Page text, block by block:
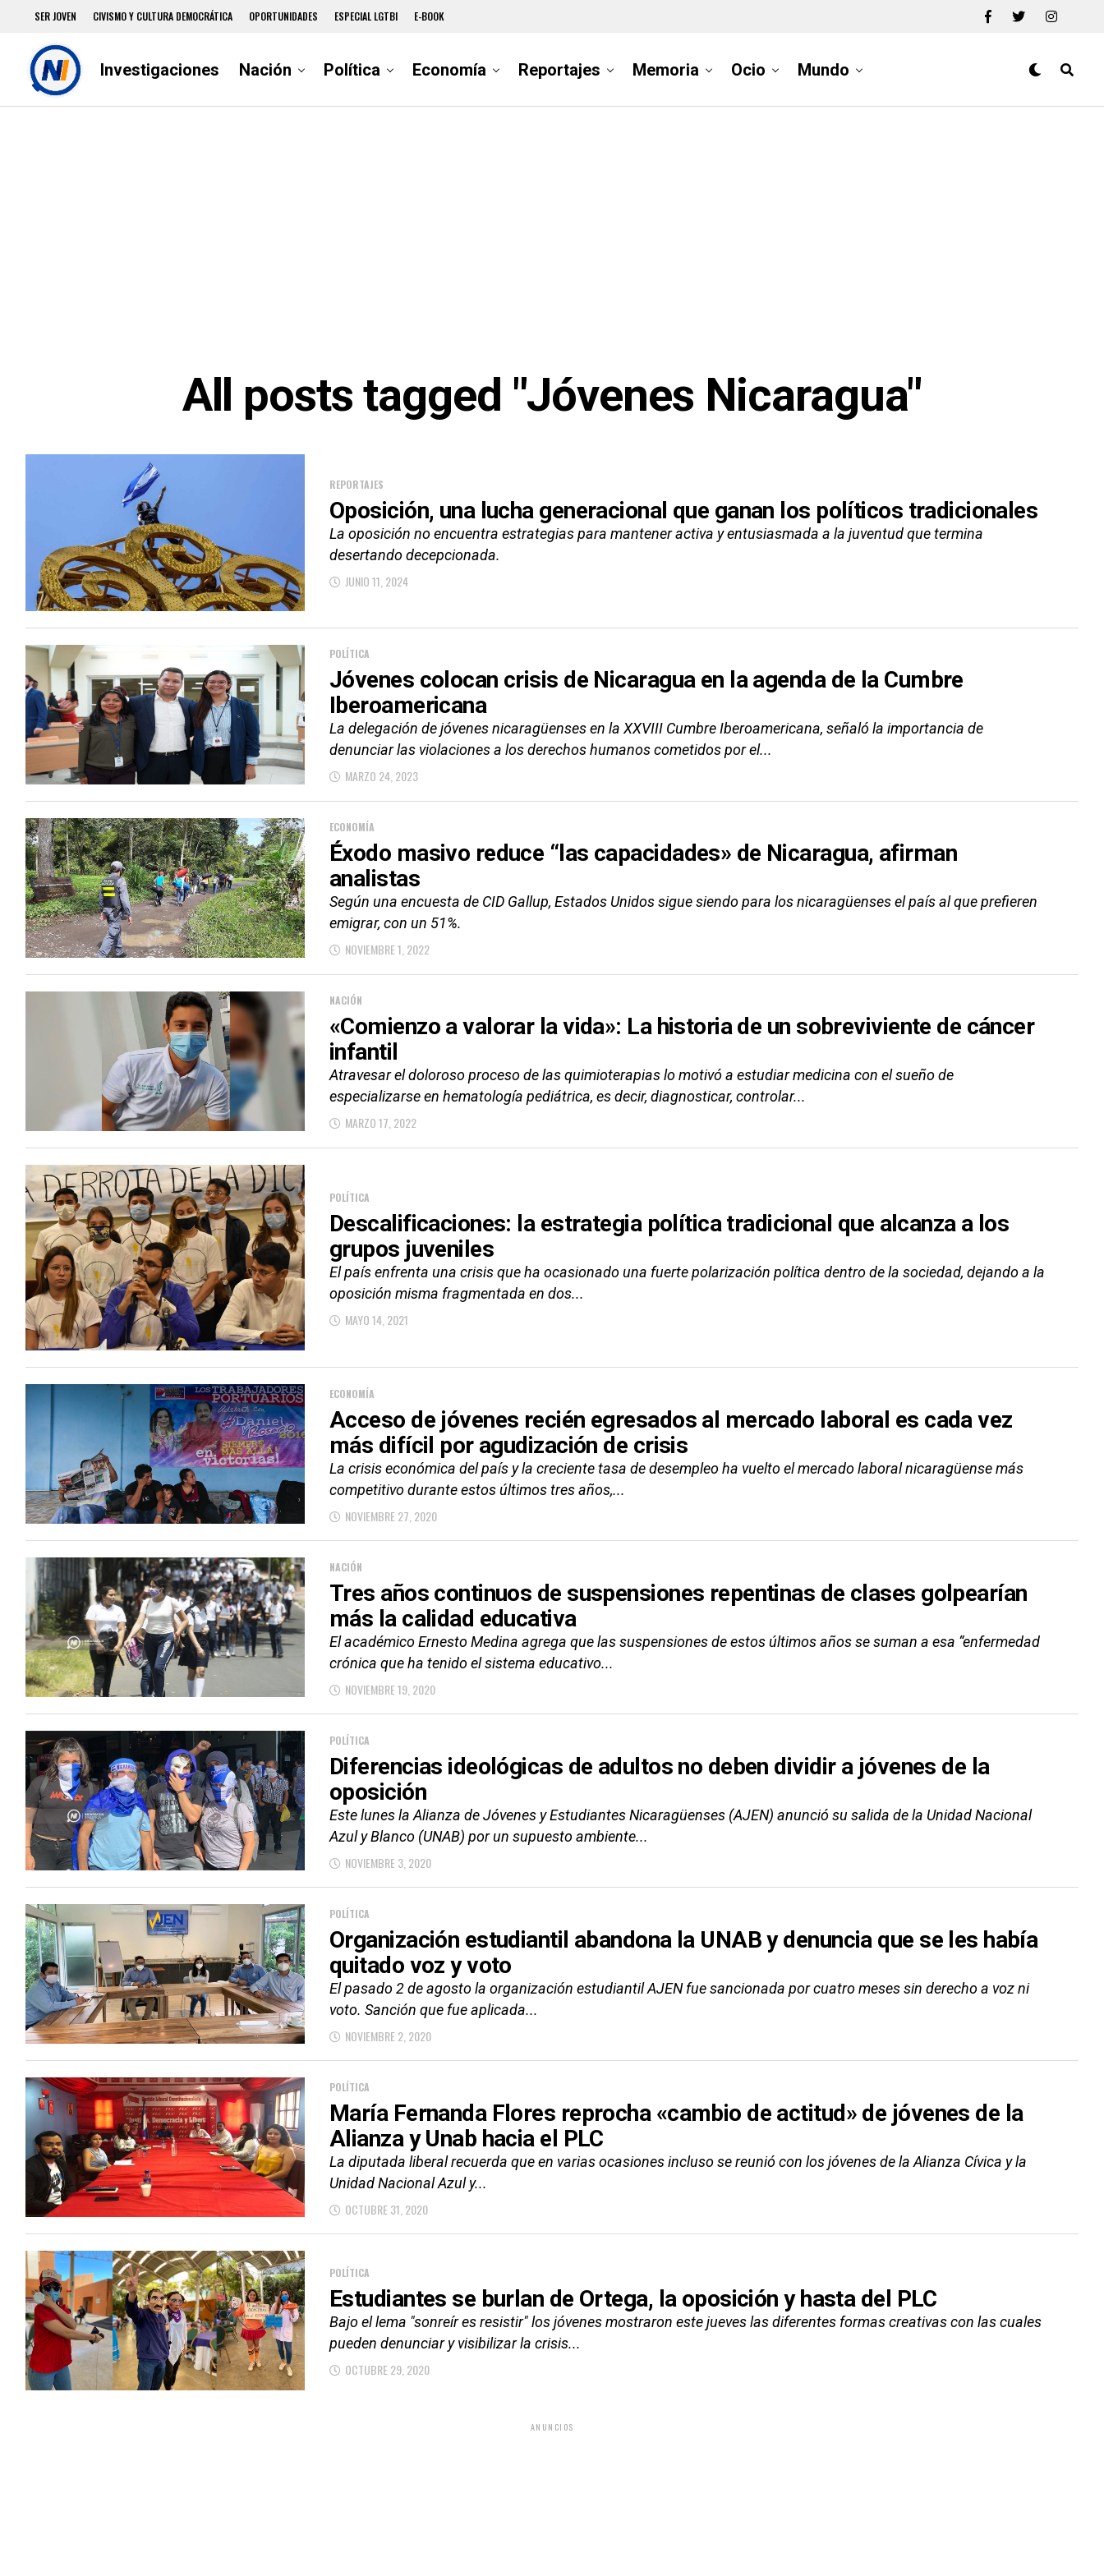
SER JOVEN CIVISMO Y CULTURA DEMOCRÁTICA OPORTUNIDADES ESPECIAL LGTBI E-BOOK
Investigaciones Nación Política Economía Reportajes Memoria Ocio Mundo
All posts tagged "Jóvenes Nicaragua"
REPORTAJES
Oposición, una lucha generacional que ganan los políticos tradicionales
La oposición no encuentra estrategias para mantener activa y entusiasmada a la juventud que termina
desertando decepcionada.
JUNIO 11, 2024
POLÍTICA
Jóvenes colocan crisis de Nicaragua en la agenda de la Cumbre
Iberoamericana
La delegación de jóvenes nicaragüenses en la XXVIII Cumbre Iberoamericana, señaló la importancia de
denunciar las violaciones a los derechos humanos cometidos por el...
MARZO 24, 2023
ECONOMÍA
Éxodo masivo reduce “las capacidades» de Nicaragua, afirman
analistas
Según una encuesta de CID Gallup, Estados Unidos sigue siendo para los nicaragüenses el país al que prefieren
emigrar, con un 51%.
NOVIEMBRE 1, 2022
NACIÓN
«Comienzo a valorar la vida»: La historia de un sobreviviente de cáncer
infantil
Atravesar el doloroso proceso de las quimioterapias lo motivó a estudiar medicina con el sueño de
especializarse en hematología pediátrica, es decir, diagnosticar, controlar...
MARZO 17, 2022
POLÍTICA
Descalificaciones: la estrategia política tradicional que alcanza a los
grupos juveniles
El país enfrenta una crisis que ha ocasionado una fuerte polarización política dentro de la sociedad, dejando a la
oposición misma fragmentada en dos...
MAYO 14, 2021
ECONOMÍA
Acceso de jóvenes recién egresados al mercado laboral es cada vez
más difícil por agudización de crisis
La crisis económica del país y la creciente tasa de desempleo ha vuelto el mercado laboral nicaragüense más
competitivo durante estos últimos tres años,...
NOVIEMBRE 27, 2020
NACIÓN
Tres años continuos de suspensiones repentinas de clases golpearían
más la calidad educativa
El académico Ernesto Medina agrega que las suspensiones de estos últimos años se suman a esa “enfermedad
crónica que ha tenido el sistema educativo...
NOVIEMBRE 19, 2020
POLÍTICA
Diferencias ideológicas de adultos no deben dividir a jóvenes de la
oposición
Este lunes la Alianza de Jóvenes y Estudiantes Nicaragüenses (AJEN) anunció su salida de la Unidad Nacional
Azul y Blanco (UNAB) por un supuesto ambiente...
NOVIEMBRE 3, 2020
POLÍTICA
Organización estudiantil abandona la UNAB y denuncia que se les había
quitado voz y voto
El pasado 2 de agosto la organización estudiantil AJEN fue sancionada por cuatro meses sin derecho a voz ni
voto. Sanción que fue aplicada...
NOVIEMBRE 2, 2020
POLÍTICA
María Fernanda Flores reprocha «cambio de actitud» de jóvenes de la
Alianza y Unab hacia el PLC
La diputada liberal recuerda que en varias ocasiones incluso se reunió con los jóvenes de la Alianza Cívica y la
Unidad Nacional Azul y...
OCTUBRE 31, 2020
POLÍTICA
Estudiantes se burlan de Ortega, la oposición y hasta del PLC
Bajo el lema "sonreír es resistir" los jóvenes mostraron este jueves las diferentes formas creativas con las cuales
pueden denunciar y visibilizar la crisis...
OCTUBRE 29, 2020
ANUNCIOS